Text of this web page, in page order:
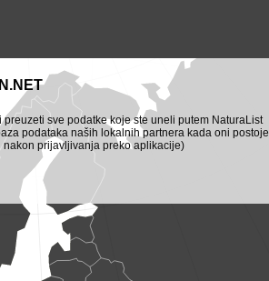
sve podatke koje ste uneli putem NaturaList
podataka naših lokalnih partnera kada oni postoje
prijavljivanja preko aplikacije)